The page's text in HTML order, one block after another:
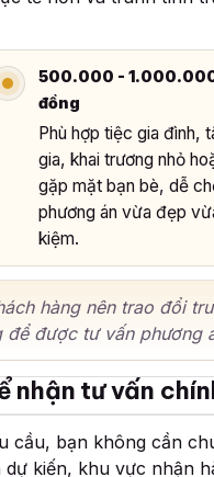
500.000 -
đồng
Phù hợp tiệc gia đình,
gia, khai trương nhỏ
gặp mặt bạn bè, dễ
phương án vừa đẹp
kiệm.
hàng nên trao đổi
được tư vấn phương
nhận tư vấn
cầu, bạn không cần
kiến, khu vực nhận